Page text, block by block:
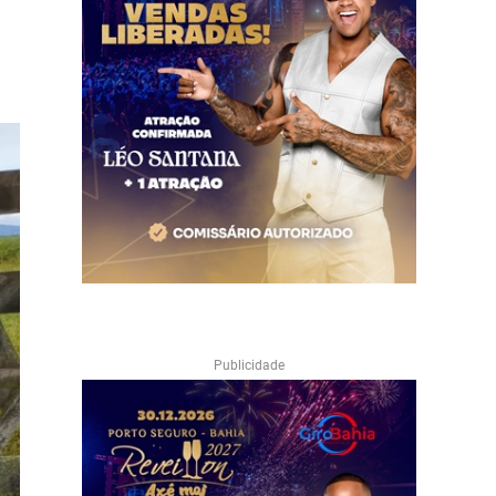
Publicidade